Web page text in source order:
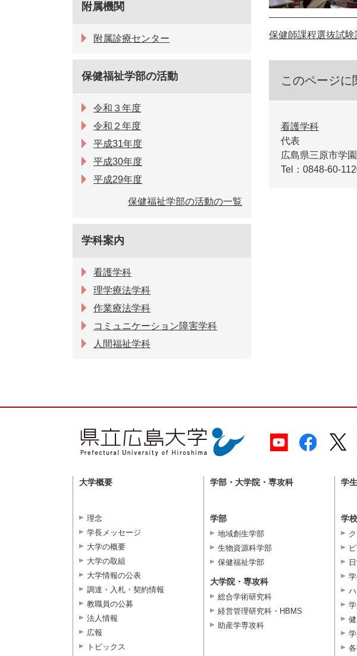
保健師課程選抜試
このページに
看護学科
代表
広島県三原市学
Tel：0848-60-
附属機関
附属診療センター
保健福祉学部の活動
令和３年度
令和２年度
平成31年度
平成30年度
平成29年度
保健福祉学部の活動の一覧
学科案内
看護学科
理学療法学科
作業療法学科
コミュニケーション障害学科
人間福祉学科
大学概要
理念
学長メッセージ
大学の概要
大学の取組
大学情報の公表
調達・入札・契約情報
教職員の公募
法人情報
広報
トピックス
学部・大学院・専攻科
学部
地域創生学部
生物資源科学部
保健福祉学部
大学院・専攻科
総合学術研究科
経営管理研究科・HBMS
助産学専攻科
学
学